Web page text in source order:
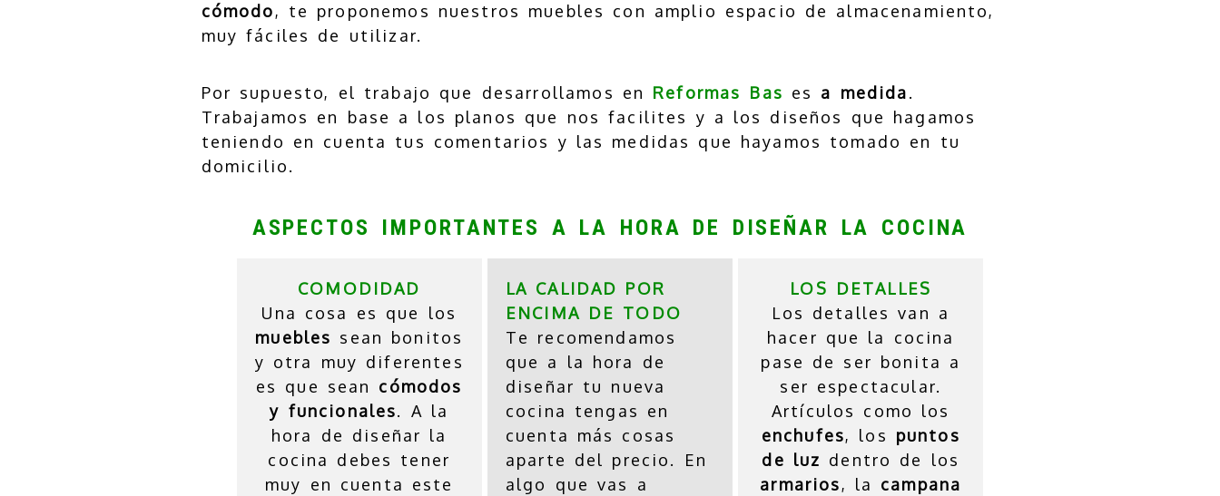
cómodo, te proponemos nuestros muebles con amplio espacio de almacenamiento,
muy fáciles de utilizar.
Por supuesto, el trabajo que desarrollamos en Reformas Bas es a medida.
Trabajamos en base a los planos que nos facilites y a los diseños que hagamos
teniendo en cuenta tus comentarios y las medidas que hayamos tomado en tu
domicilio.
ASPECTOS IMPORTANTES A LA HORA DE DISEÑAR LA COCINA
COMODIDAD
Una cosa es que los
muebles sean bonitos
y otra muy diferentes
es que sean cómodos
y funcionales. A la
hora de diseñar la
cocina debes tener
muy en cuenta este
LA CALIDAD POR
ENCIMA DE TODO
Te recomendamos
que a la hora de
diseñar tu nueva
cocina tengas en
cuenta más cosas
aparte del precio. En
algo que vas a
LOS DETALLES
Los detalles van a
hacer que la cocina
pase de ser bonita a
ser espectacular.
Artículos como los
enchufes, los puntos
de luz dentro de los
armarios, la campana